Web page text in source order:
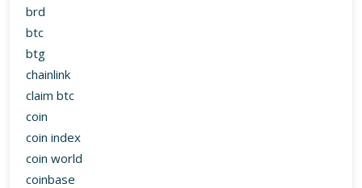
brd
btc
btg
chainlink
claim btc
coin
coin index
coin world
coinbase